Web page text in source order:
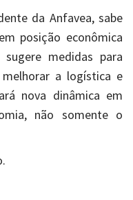
da Anfavea, sabe
posição econômica
medidas para
a logística e
nova dinâmica em
não somente o